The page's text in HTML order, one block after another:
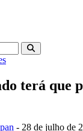
terá que
- 28 de julho de